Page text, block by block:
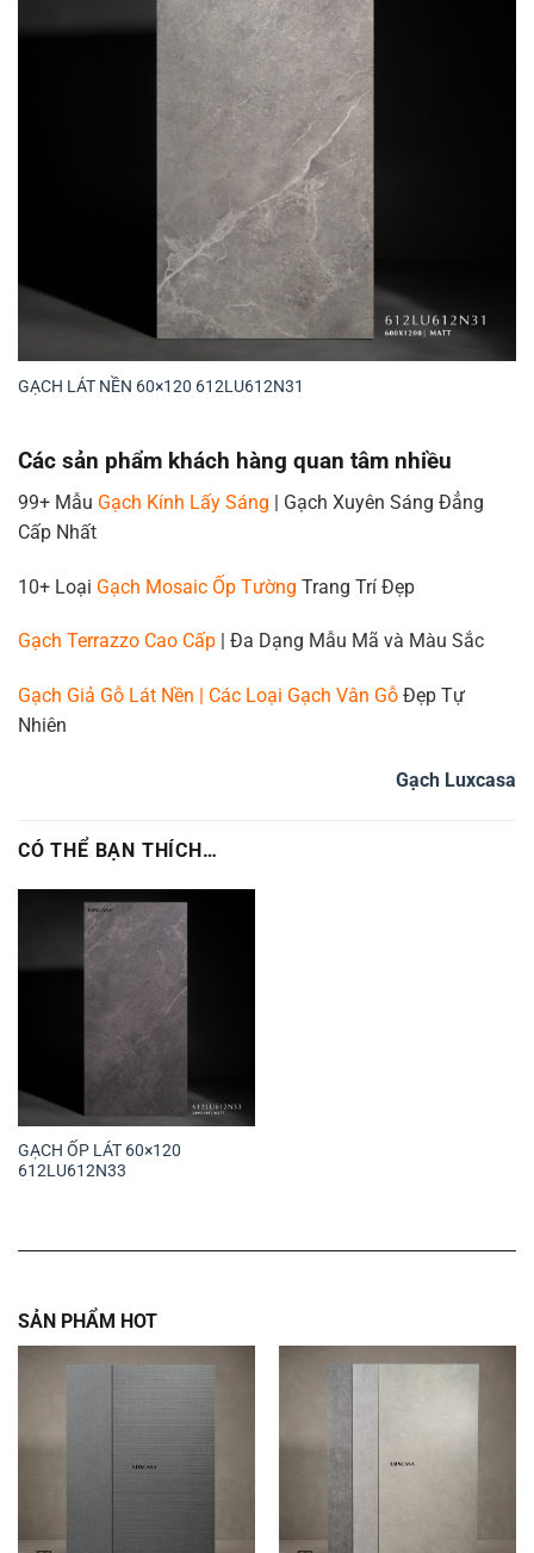
GẠCH LÁT NỀN 60×120 612LU612N31
Các sản phẩm khách hàng quan tâm nhiều
99+ Mẫu Gạch Kính Lấy Sáng | Gạch Xuyên Sáng Đẳng
Cấp Nhất
10+ Loại Gạch Mosaic Ốp Tường Trang Trí Đẹp
Gạch Terrazzo Cao Cấp | Đa Dạng Mẫu Mã và Màu Sắc
Gạch Giả Gỗ Lát Nền | Các Loại Gạch Vân Gỗ Đẹp Tự
Nhiên
Gạch Luxcasa
CÓ THỂ BẠN THÍCH…
GẠCH ỐP LÁT 60×120
612LU612N33
SẢN PHẨM HOT